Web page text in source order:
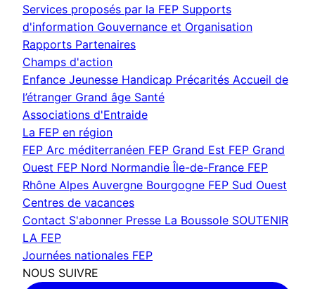
Services proposés par la FEP Supports
d'information Gouvernance et Organisation
Rapports Partenaires
Champs d'action
Enfance Jeunesse Handicap Précarités Accueil de
l’étranger Grand âge Santé
Associations d'Entraide
La FEP en région
FEP Arc méditerranéen FEP Grand Est FEP Grand
Ouest FEP Nord Normandie Île-de-France FEP
Rhône Alpes Auvergne Bourgogne FEP Sud Ouest
Centres de vacances
Contact S'abonner Presse La Boussole SOUTENIR
LA FEP
Journées nationales FEP
NOUS SUIVRE